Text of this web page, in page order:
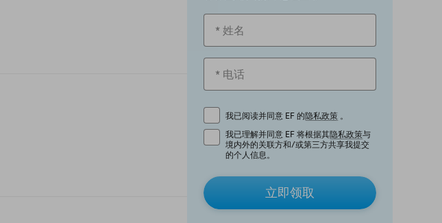
我已阅读并同意 EF 的隐私政策 。
我已理解并同意 EF 将根据其隐私政策与
境内外的关联方和/或第三方共享我提交
的个人信息。
立即领取